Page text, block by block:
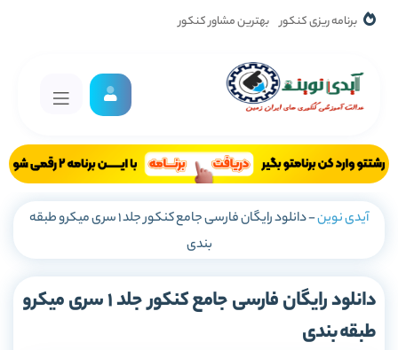
برنامه ریزی کنکور بهترین مشاور کنکور
آیدی نوین-
دانلود رایگان فارسی جامع کنکور جلد 1 سری میکرو طبقه
بندی
دانلود رایگان فارسی جامع کنکور جلد 1 سری میکرو
طبقه بندی